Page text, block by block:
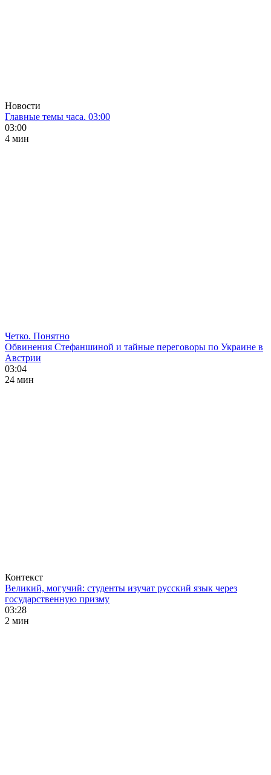
Новости
Главные темы часа. 03:00
03:00
4 мин
Четко. Понятно
Обвинения Стефаншиной и тайные переговоры по Украине в
Австрии
03:04
24 мин
Контекст
Великий, могучий: студенты изучат русский язык через
государственную призму
03:28
2 мин